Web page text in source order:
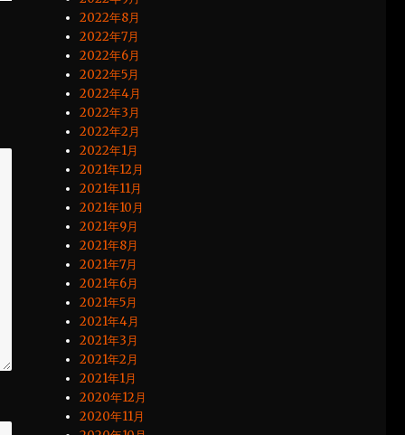
2022年8月
2022年7月
2022年6月
2022年5月
2022年4月
2022年3月
2022年2月
2022年1月
2021年12月
2021年11月
2021年10月
2021年9月
2021年8月
2021年7月
2021年6月
2021年5月
2021年4月
2021年3月
2021年2月
2021年1月
2020年12月
2020年11月